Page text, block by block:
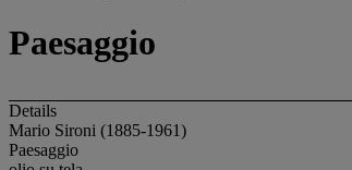
Paesaggio
Details
Mario Sironi (1885-1961)
Paesaggio